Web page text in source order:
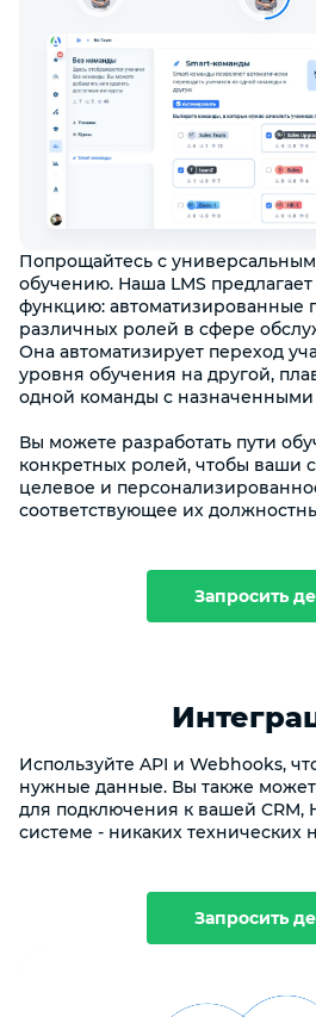
Попрощайтесь с
обучению. Наша LMS
функцию: автоматизированные
различных ролей в сфере
Она автоматизирует переход
уровня обучения на другой,
одной команды с назначенными
Вы можете разработать пути
конкретных ролей, чтобы ваши
целевое и
соответствующее их
Запросить
Используйте API и Webhooks,
нужные данные. Вы также
для подключения к вашей CRM,
системе - никаких технических
Запросить